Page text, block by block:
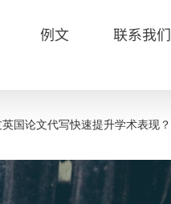
例文 联系我们
国论文代写快速提升学术表现？